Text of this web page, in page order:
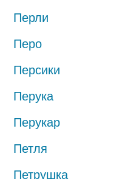
Перли
Перо
Персики
Перука
Перукар
Петля
Петрушка